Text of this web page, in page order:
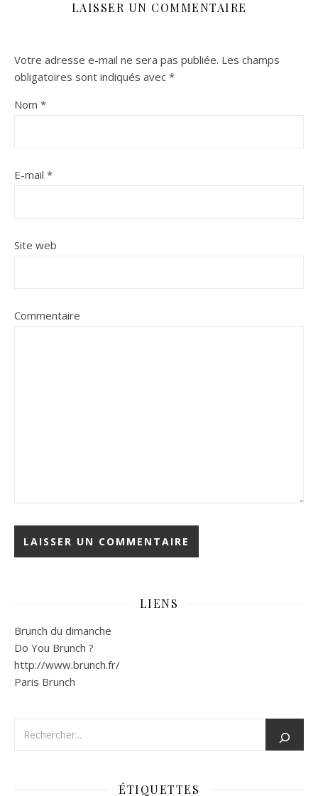
LAISSER UN COMMENTAIRE
Votre adresse e-mail ne sera pas publiée. Les champs
obligatoires sont indiqués avec *
Nom *
E-mail *
Site web
Commentaire
LIENS
Brunch du dimanche
Do You Brunch ?
http://www.brunch.fr/
Paris Brunch
ÉTIQUETTES